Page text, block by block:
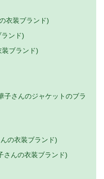
衣装ブランド)
ンド)
ブランド)
子さんのジャケットのブラ
の衣装ブランド)
さんの衣装ブランド)